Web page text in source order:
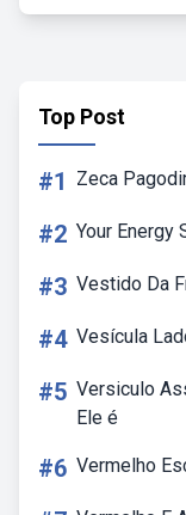
Top Post
#1 Zeca
#2 Your Energy
#3 Vestido Da
#4 Vesícula
#5 Versiculo
Ele é
#6 Vermelho